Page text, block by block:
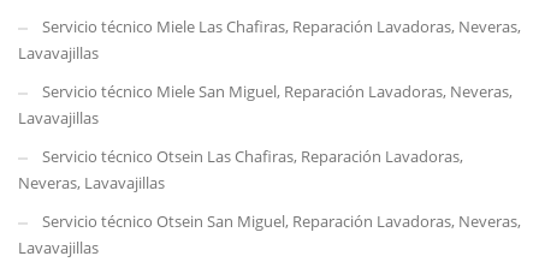
Servicio técnico Miele Las Chafiras, Reparación Lavadoras, Neveras,
Lavavajillas
Servicio técnico Miele San Miguel, Reparación Lavadoras, Neveras,
Lavavajillas
Servicio técnico Otsein Las Chafiras, Reparación Lavadoras,
Neveras, Lavavajillas
Servicio técnico Otsein San Miguel, Reparación Lavadoras, Neveras,
Lavavajillas